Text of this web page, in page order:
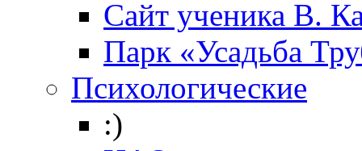
Cайт ученика В.
Парк «Усадьба
Психологические
:)